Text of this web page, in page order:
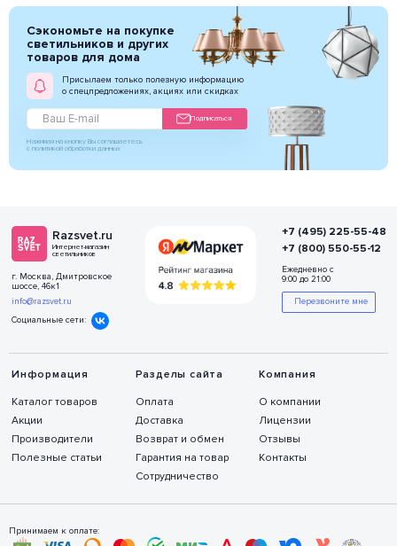
Сэкономьте на покупке
светильников и других
товаров для дома
Присылаем только полезную информацию
о спецпредложениях, акциях или скидках
Подписаться
Нажимая на кнопку Вы соглашаетесь
с политикой обработки данных
Razsvet.ru
Интернет-магазин
светильников
г. Москва, Дмитровское
шоссе, 46к1
info@razsvet.ru
Социальные сети:
Информация
Каталог товаров
Акции
Производители
Полезные статьи
Разделы сайта
Оплата
Доставка
Возврат и обмен
Гарантия на товар
Сотрудничество
Компания
О компании
Лицензии
Отзывы
Контакты
+7 (495) 225-55-48
+7 (800) 550-55-12
Ежедневно с
9:00 до 21:00
Перезвоните мне
Принимаем к оплате: